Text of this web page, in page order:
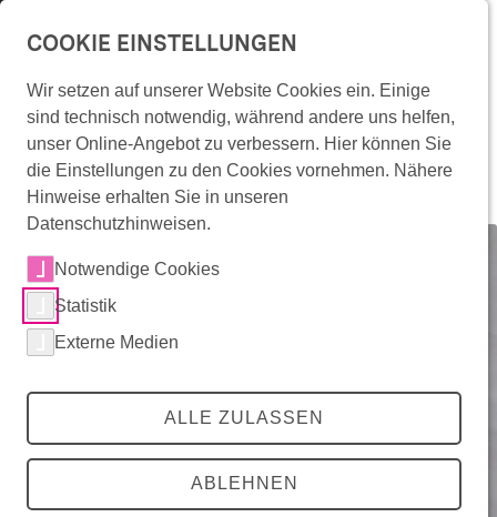
Überspringe Seiten-Bühne
Derby-Time: Auf die
Räder, fertig, los!
Wonach suchst Du?
lens
Mitradeln
RadKULTUR-Angebote
Die Initiative
zurück
Mitradeln
RadROUTENPLANER
zurück
RadKULTUR-Angebote
RadKULTUR für AGFK-Kommunen
Buchungsplattform
zurück
Die Initiative
COOKIE EINSTELLUNGEN
Wir setzen auf unserer Website Cookies ein. Einige
sind technisch notwendig, während andere uns helfen,
unser Online-Angebot zu verbessern. Hier können Sie
die Einstellungen zu den Cookies vornehmen. Nähere
Hinweise erhalten Sie in unseren
Datenschutzhinweisen.
Notwendige Cookies
Statistik
Externe Medien
ALLE ZULASSEN
ABLEHNEN